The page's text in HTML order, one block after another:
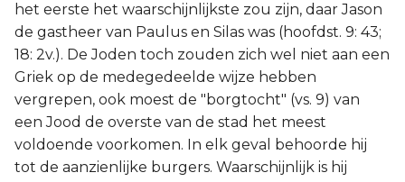
het eerste het waarschijnlijkste zou zijn, daar Jason
de gastheer van Paulus en Silas was (hoofdst. 9: 43;
18: 2v.). De Joden toch zouden zich wel niet aan een
Griek op de medegedeelde wijze hebben
vergrepen, ook moest de "borgtocht" (vs. 9) van
een Jood de overste van de stad het meest
voldoende voorkomen. In elk geval behoorde hij
tot de aanzienlijke burgers. Waarschijnlijk is hij